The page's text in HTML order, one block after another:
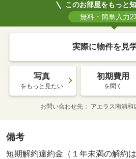
このお部屋をもっと
無料・簡単入力2
実際に物件を見
写真
をもっと見たい
初期費用
を聞く
お問い合わせ先 アエラス南浦
備考
短期解約違約金（１年未満の解約